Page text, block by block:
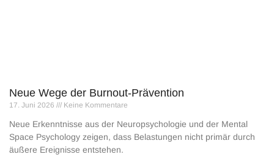
Neue Wege der Burnout-Prävention
17. Juni 2026 Keine Kommentare
Neue Erkenntnisse aus der Neuropsychologie und der Mental
Space Psychology zeigen, dass Belastungen nicht primär durch
äußere Ereignisse entstehen.